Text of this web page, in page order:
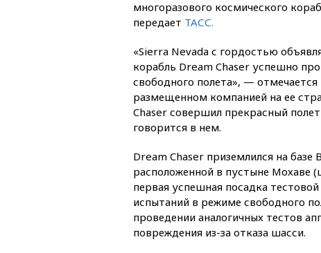
многоразового космического
передает ТАСС.
«Sierra Nevada с гордостью
корабль Dream Chaser успешно
свободного полета», —
размещенном компанией на ее
Chaser совершил прекрасный
говорится в нем.
Dream Chaser приземлился на
расположенной в пустыне Мохаве
первая успешная посадка
испытаний в режиме свободного
проведении аналогичных тестов
повреждения из-за отказа шасси.